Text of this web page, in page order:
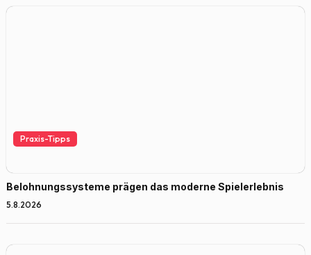
Praxis-Tipps
Belohnungssysteme prägen das moderne Spielerlebnis
5.8.2026